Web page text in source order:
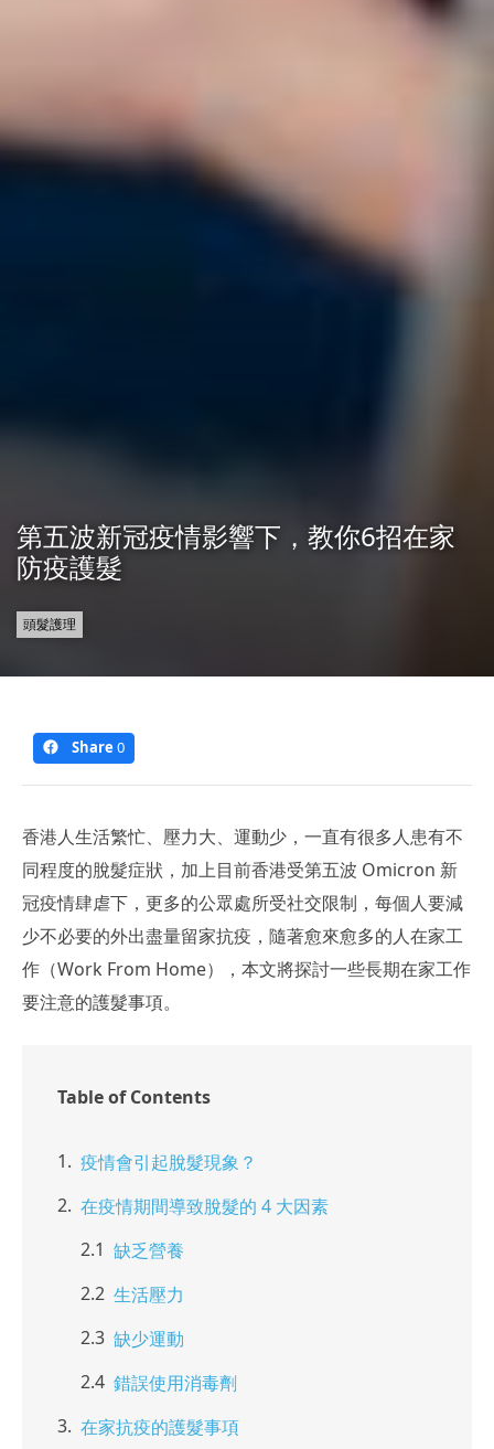
第五波新冠疫情影響下，教你6招在家
防疫護髮
頭髮護理
Share 0
香港人生活繁忙、壓力大、運動少，一直有很多人患有不
同程度的脫髮症狀，加上目前香港受第五波 Omicron 新
冠疫情肆虐下，更多的公眾處所受社交限制，每個人要減
少不必要的外出盡量留家抗疫，隨著愈來愈多的人在家工
作（Work From Home），本文將探討一些長期在家工作
要注意的護髮事項。
Table of Contents
疫情會引起脫髮現象？
在疫情期間導致脫髮的 4 大因素
缺乏營養
生活壓力
缺少運動
錯誤使用消毒劑
在家抗疫的護髮事項